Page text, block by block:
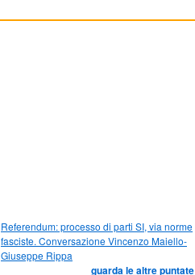
Referendum: processo di parti SI, via norme
fasciste. Conversazione Vincenzo Maiello-
Giuseppe Rippa
guarda le altre puntate